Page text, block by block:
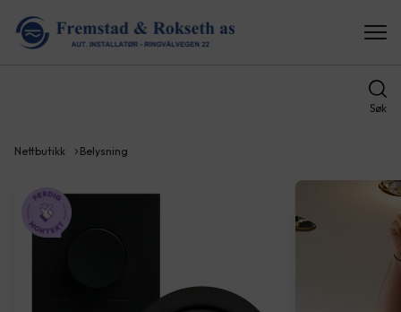
Søk
Nettbutikk Belysning